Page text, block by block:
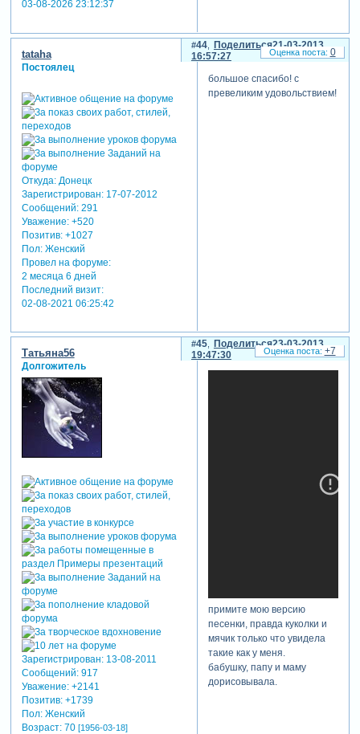
03-08-2026 23:12:37
Поделиться
44
21-03-2013
16:57:27
tataha
Постоялец
Откуда:Донецк
Зарегистрирован: 17-07-2012
Сообщений:291
Уважение: +520
Позитив: +1027
Пол:Женский
Провел на форуме:
2 месяца 6 дней
Последний визит:
02-08-2021 06:25:42
большое спасибо! с
превеликим удовольствием!
0
Поделиться
45
23-03-2013
19:47:30
Татьяна56
Долгожитель
Зарегистрирован: 13-08-2011
Сообщений:917
Уважение: +2141
Позитив: +1739
Пол:Женский
Возраст:70 [1956-03-18]
примите мою версию
песенки, правда куколки и
мячик только что увидела
такие как у меня.
бабушку, папу и маму
дорисовывала.
+7